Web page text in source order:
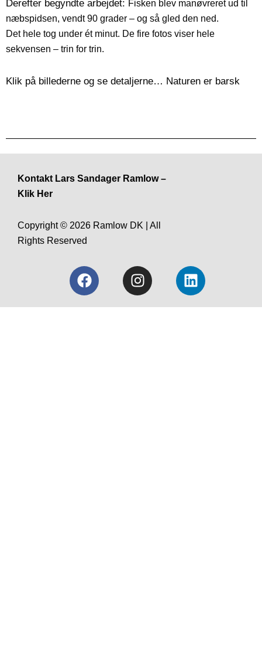
Derefter begyndte arbejdet: Fisken blev manøvreret ud til
næbspidsen, vendt 90 grader – og så gled den ned.
Det hele tog under ét minut. De fire fotos viser hele
sekvensen – trin for trin.
Klik på billederne og se detaljerne… Naturen er barsk
aborre ved nok godt, at den er færdig.
næbbet – næste skridt: fisken skal vendes
fastklemt mellem overnæb og undernæb.
at glide ned...
Kontakt Lars Sandager Ramlow –
Klik Her
Copyright © 2026 Ramlow DK | All
Rights Reserved